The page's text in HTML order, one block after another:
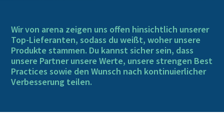
Wir von arena zeigen uns offen hinsichtlich unserer
Top-Lieferanten, sodass du weißt, woher unsere
Produkte stammen. Du kannst sicher sein, dass
unsere Partner unsere Werte, unsere strengen Best
Practices sowie den Wunsch nach kontinuierlicher
Verbesserung teilen.